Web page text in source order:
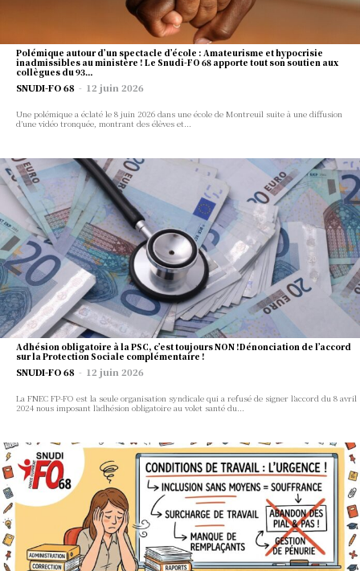
검색 뉴스 및 분석
Actualité
Actualité Départementale
Vie Professionnelle
Salaires et Indemnités
Direction d’école
RIS et Formations
AESH
로그인 가입하기
한국 뉴스 인사이트 가입
획.
연간
$25
반복되는 연간 수수료
계획을 선택
계획을 선택
학생
뉴스, 의견 및 분석을 위한 권위 있고
독립적인 소스
한국 뉴스 오리지널 뉴스와 심층 보도에 의존하는 영향력
더 알아보기
Se connecter
Nom d'utilisateur ou adresse e-mail
Le mot de passe Mot de passe oublié?
Se connecter
계정이 없습니까?S'inscrire
Polémique autour d’un spectacle d’école : Amateurisme et hypocrisie
inadmissibles au ministère ! Le Snudi-FO 68 apporte tout son soutien aux
collègues du 93…
SNUDI-FO 68 - 12 juin 2026
Une polémique a éclaté le 8 juin 2026 dans une école de Montreuil suite à une diffusion
d’une vidéo tronquée, montrant des élèves et...
Adhésion obligatoire à la PSC, c’est toujours NON !Dénonciation de l’accord
sur la Protection Sociale complémentaire !
SNUDI-FO 68 - 12 juin 2026
La FNEC FP-FO est la seule organisation syndicale qui a refusé de signer l’accord du 8 avril
2024 nous imposant l’adhésion obligatoire au volet santé du...